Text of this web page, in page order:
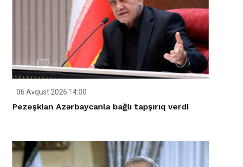
06 Avqust 2026 14:00
Pezeşkian Azərbaycanla bağlı tapşırıq verdi